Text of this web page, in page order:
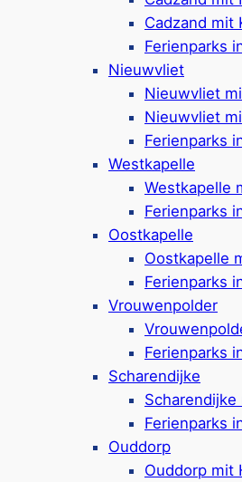
Cadzand mit
Ferienparks
Nieuwvliet
Nieuwvliet
Nieuwvliet
Ferienparks
Westkapelle
Westkapelle
Ferienparks
Oostkapelle
Oostkapelle
Ferienparks
Vrouwenpolder
Ferienparks
Scharendijke
Scharendijke
Ferienparks
Ouddorp
Ouddorp mit
Mehr
Buitenhof
Ferienpark in Domburg,
Middelburg entfernt
Ferienhäuser für 4-16
Villen mit Reetdach &
Ferienhäuser optional
Whirlpool ausgestattet
In einigen
erlaubt (bis zu 2 pro
Zugang zum
benachbartenHof
Ca. 1 km bis zum Strand
Google Rezensionen:
Bewertungen)